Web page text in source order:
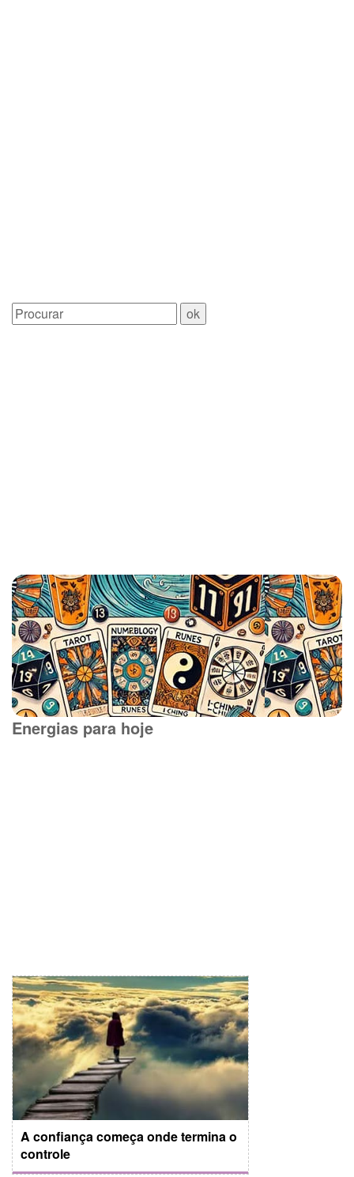
Energias para hoje
A confiança começa onde termina o
controle